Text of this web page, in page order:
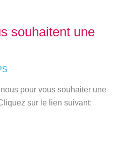
souhaitent une
pour vous souhaiter une
sur le lien suivant: